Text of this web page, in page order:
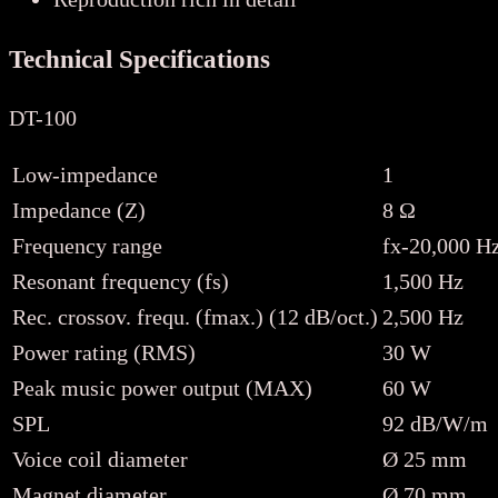
Technical Specifications
DT-100
Low-impedance
1
Impedance (Z)
8 Ω
Frequency range
fx-20,000
Resonant frequency (fs)
1,500 Hz
Rec. crossov. frequ. (fmax.) (12 dB/oct.) 2,500 Hz
Power rating (RMS)
30 W
Peak music power output (MAX)
60 W
SPL
92 dB/W/m
Voice coil diameter
Ø 25 mm